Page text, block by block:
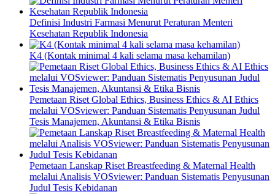
Definisi Industri Farmasi Menurut Peraturan Menteri
Kesehatan Republik Indonesia
K4 (Kontak minimal 4 kali selama masa kehamilan)
Pemetaan Riset Global Ethics, Business Ethics & AI Ethics
melalui VOSviewer: Panduan Sistematis Penyusunan Judul
Tesis Manajemen, Akuntansi & Etika Bisnis
Pemetaan Lanskap Riset Breastfeeding & Maternal Health
melalui Analisis VOSviewer: Panduan Sistematis Penyusunan
Judul Tesis Kebidanan